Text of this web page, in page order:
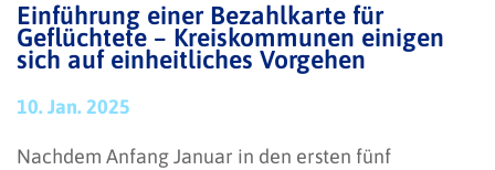
Einführung einer Bezahlkarte für
Geflüchtete – Kreiskommunen einigen
sich auf einheitliches Vorgehen
10. Jan. 2025
Nachdem Anfang Januar in den ersten fünf